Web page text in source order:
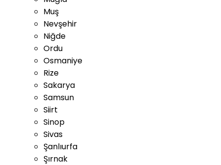
Muş
Nevşehir
Niğde
Ordu
Osmaniye
Rize
Sakarya
Samsun
Siirt
Sinop
Sivas
Şanlıurfa
Şırnak